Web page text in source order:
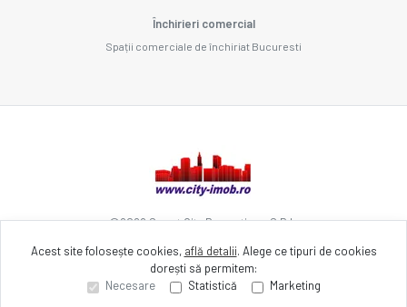
Închirieri comercial
Spații comerciale de închiriat Bucuresti
©2026Smart City Promotions S.R.L.
Site creat în
Acest site folosește cookies, află detalii. Alege ce tipuri de cookies
dorești să permitem:
Necesare
Statistică Marketing